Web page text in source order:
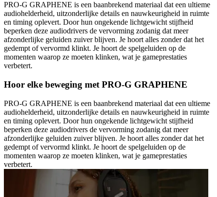
PRO-G GRAPHENE is een baanbrekend materiaal dat een ultieme
audiohelderheid, uitzonderlijke details en nauwkeurigheid in ruimte
en timing oplevert. Door hun ongekende lichtgewicht stijfheid
beperken deze audiodrivers de vervorming zodanig dat meer
afzonderlijke geluiden zuiver blijven. Je hoort alles zonder dat het
gedempt of vervormd klinkt. Je hoort de spelgeluiden op de
momenten waarop ze moeten klinken, wat je gameprestaties
verbetert.
Hoor elke beweging met PRO-G GRAPHENE
PRO-G GRAPHENE is een baanbrekend materiaal dat een ultieme
audiohelderheid, uitzonderlijke details en nauwkeurigheid in ruimte
en timing oplevert. Door hun ongekende lichtgewicht stijfheid
beperken deze audiodrivers de vervorming zodanig dat meer
afzonderlijke geluiden zuiver blijven. Je hoort alles zonder dat het
gedempt of vervormd klinkt. Je hoort de spelgeluiden op de
momenten waarop ze moeten klinken, wat je gameprestaties
verbetert.